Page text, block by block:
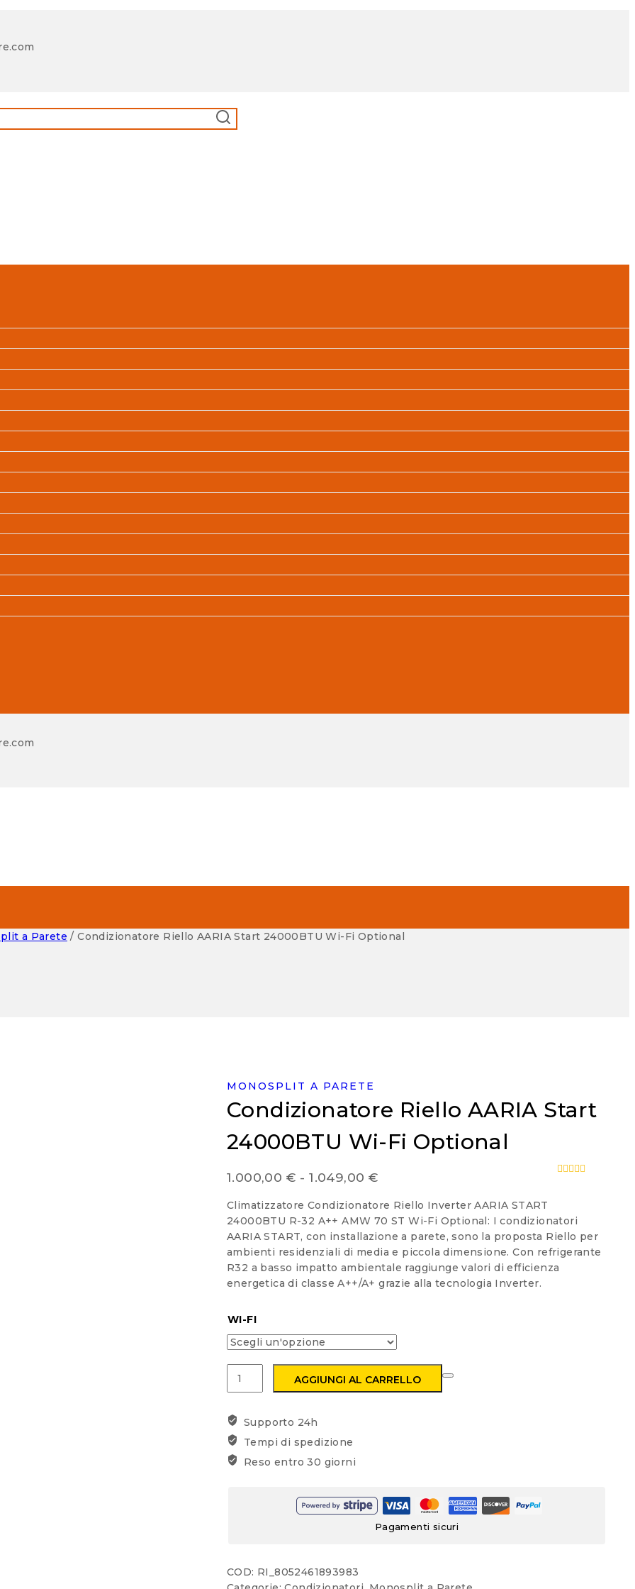
CERCA
a Parete / Condizionatore Riello AARIA Start 24000BTU Wi-Fi Optional
MONOSPLIT A PARETE
Condizionatore Riello AARIA Start
24000BTU Wi-Fi Optional
1.000,00 € - 1.049,00 €
prezzo:
da
1.000,00 €
a
Climatizzatore Condizionatore Riello Inverter AARIA START
24000BTU R-32 A++ AMW 70 ST Wi-Fi Optional: I condizionatori
AARIA START, con installazione a parete, sono la proposta Riello per
ambienti residenziali di media e piccola dimensione. Con refrigerante
R32 a basso impatto ambientale raggiunge valori di efficienza
energetica di classe A++/A+ grazie alla tecnologia Inverter.
WI-FI
Start
24000BTU
Wi-
Fi
AGGIUNGI AL CARRELLO
Supporto 24h
Tempi di spedizione
Reso entro 30 giorni
Pagamenti sicuri
COD: RI_8052461893983